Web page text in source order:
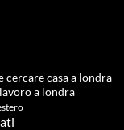
cercare casa a londra
a londra